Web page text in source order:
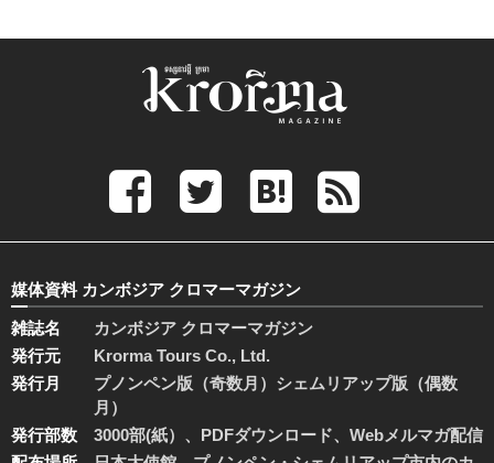
媒体資料 カンボジア クロマーマガジン
雑誌名
カンボジア クロマーマガジン
発行元
Krorma Tours Co., Ltd.
発行月
プノンペン版（奇数月）シェムリアップ版（偶数
月）
発行部数
3000部(紙）、PDFダウンロード、Webメルマガ配信